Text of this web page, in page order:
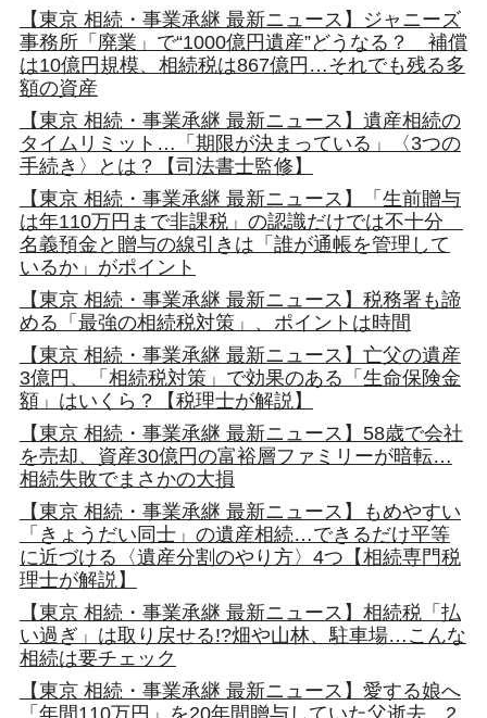
【東京 相続・事業承継 最新ニュース】ジャニーズ
事務所「廃業」で“1000億円遺産”どうなる？ 補償
は10億円規模、相続税は867億円…それでも残る多
額の資産
【東京 相続・事業承継 最新ニュース】遺産相続の
タイムリミット…「期限が決まっている」〈3つの
手続き〉とは？【司法書士監修】
【東京 相続・事業承継 最新ニュース】「生前贈与
は年110万円まで非課税」の認識だけでは不十分
名義預金と贈与の線引きは「誰が通帳を管理して
いるか」がポイント
【東京 相続・事業承継 最新ニュース】税務署も諦
める「最強の相続税対策」、ポイントは時間
【東京 相続・事業承継 最新ニュース】亡父の遺産
3億円、「相続税対策」で効果のある「生命保険金
額」はいくら？【税理士が解説】
【東京 相続・事業承継 最新ニュース】58歳で会社
を売却、資産30億円の富裕層ファミリーが暗転…
相続失敗でまさかの大損
【東京 相続・事業承継 最新ニュース】もめやすい
「きょうだい同士」の遺産相続…できるだけ平等
に近づける〈遺産分割のやり方〉4つ【相続専門税
理士が解説】
【東京 相続・事業承継 最新ニュース】相続税「払
い過ぎ」は取り戻せる!?畑や山林、駐車場…こんな
相続は要チェック
【東京 相続・事業承継 最新ニュース】愛する娘へ
「年間110万円」を20年間贈与していた父逝去…2